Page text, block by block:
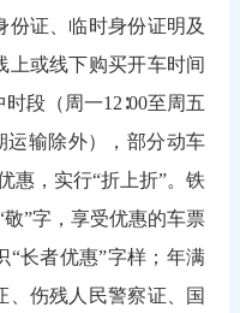
份证、临时身份证明及
上或线下购买开车时间
段（周一12∶00至周五
运输除外），部分动车
惠，实行“折上折”。铁
”字，享受优惠的车票
“长者优惠”字样；年满
、伤残人民警察证、国